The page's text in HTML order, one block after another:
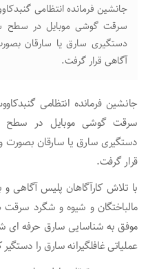
جانشين فرمانده انتظامی
سرقت گوشی موبایل در سطح
دستگيری سارق يا سارقان
آگاهی قرار گرفت.
جانشين فرمانده انتظامی
سرقت گوشی موبایل در سطح
دستگيری سارق يا سارقان بصورت
قرار گرفت.
با تلاش كارآگاهان پليس آگاهی و
مالباختگان و شیوه و شگرد سرقت
موفق به شناسايی سارق حرفه
عملیاتی غافلگیرانه سارق را